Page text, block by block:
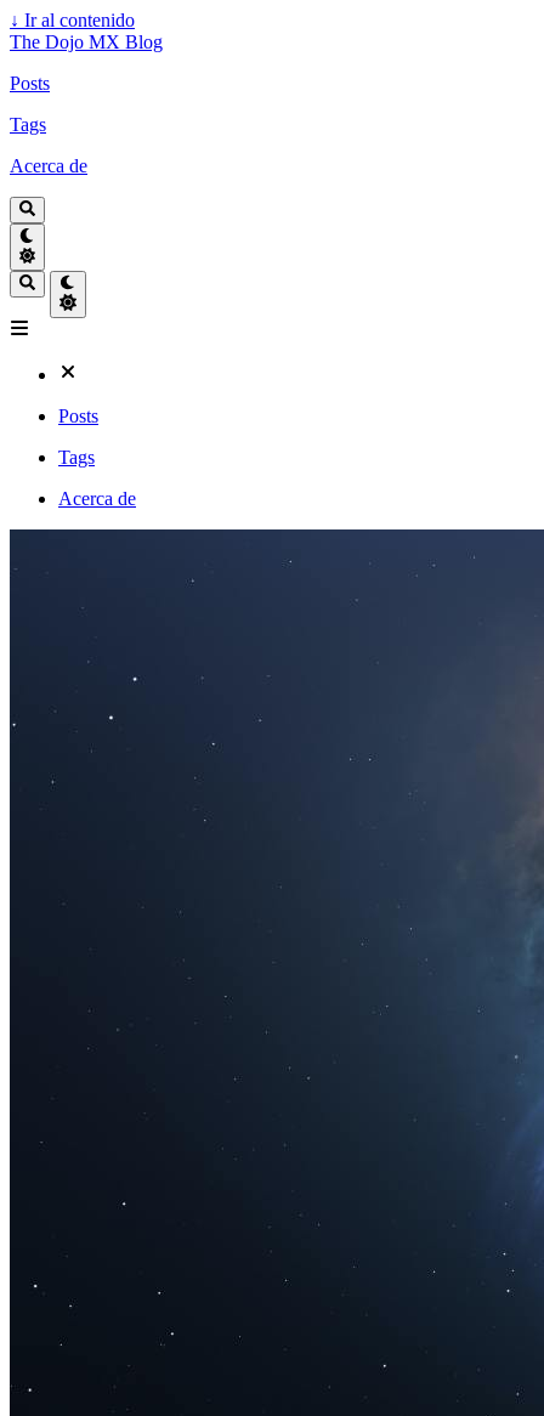
↓ Ir al contenido
The Dojo MX Blog
Posts
Tags
Acerca de
Posts
Tags
Acerca de